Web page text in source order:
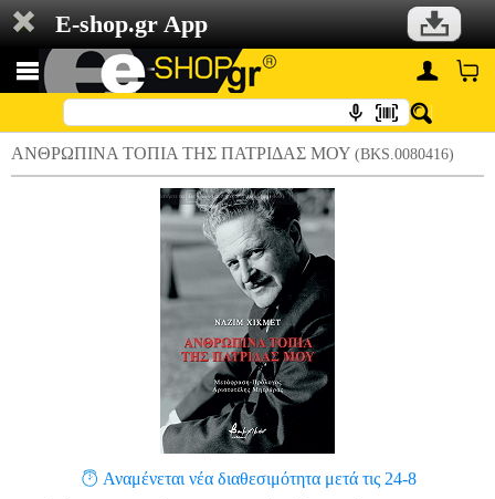
E-shop.gr App
ΑΝΘΡΩΠΙΝΑ ΤΟΠΙΑ ΤΗΣ ΠΑΤΡΙΔΑΣ ΜΟΥ (BKS.0080416)
Αναμένεται νέα διαθεσιμότητα μετά τις 24-8